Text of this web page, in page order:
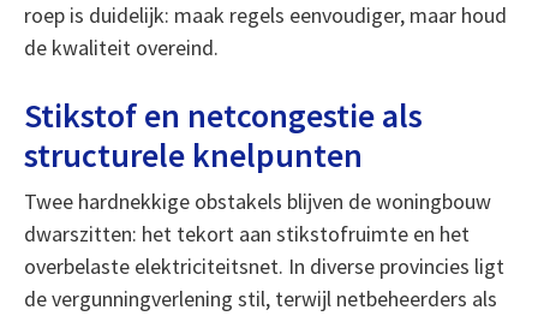
roep is duidelijk: maak regels eenvoudiger, maar houd
de kwaliteit overeind.
Stikstof en netcongestie als
structurele knelpunten
Twee hardnekkige obstakels blijven de woningbouw
dwarszitten: het tekort aan stikstofruimte en het
overbelaste elektriciteitsnet. In diverse provincies ligt
de vergunningverlening stil, terwijl netbeheerders als